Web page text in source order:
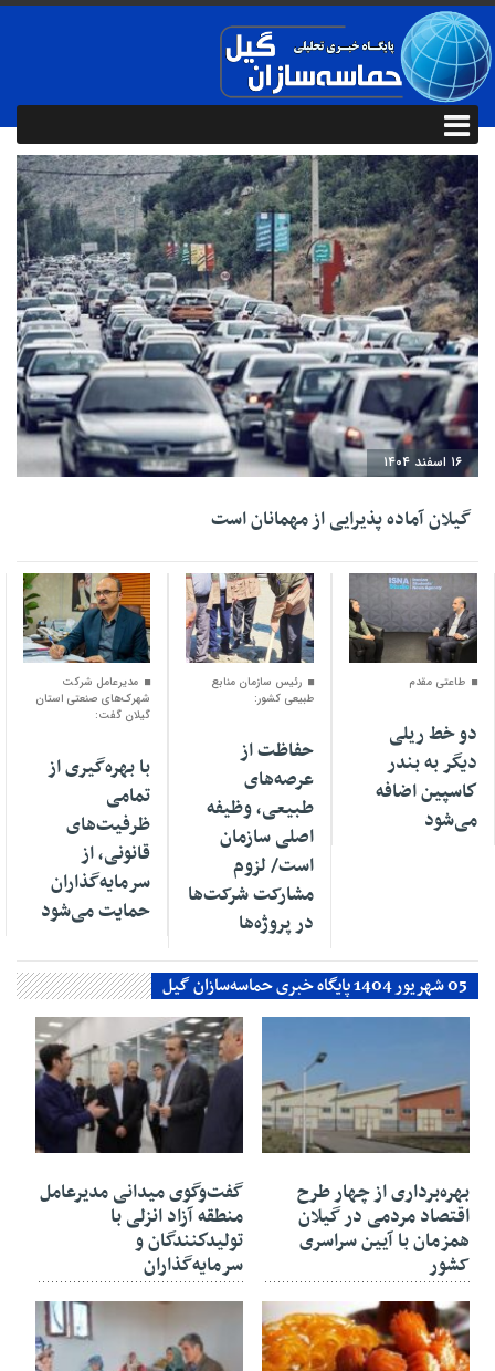
۱۶ اسفند ۱۴۰۴
گیلان آماده پذیرایی‌ از مهمانان است
۰۴ اسفند ۱۴۰۴
طاعتی مقدم
دو خط ریلی
دیگر به بندر
كاسپین اضافه
می‌شود
۰۱ اسفند ۱۴۰۴
رئیس سازمان منابع
طبیعی کشور:
حفاظت از
عرصه‌های
طبیعی، وظیفه
اصلی سازمان
است/ لزوم
مشارکت شرکت‌ها
در پروژه‌ها
۳۰ بهمن ۱۴۰۴
مدیرعامل شرکت
شهرک‌های صنعتی استان
گیلان گفت:
با بهره‌گیری از
تمامی
ظرفیت‌های
قانونی، از
سرمایه‌گذاران
حمایت می‌شود
05 شهریور 1404 پایگاه خبری حماسه‌سازان گیل
۳۰ بهمن ۱۴۰۴
بهره‌برداری از چهار طرح
اقتصاد مردمی در گیلان
همزمان با آیین سراسری
کشور
گفت‌وگوی میدانی مدیرعامل
منطقه آزاد انزلی با
تولیدكنندگان و
سرمایه‌گذاران